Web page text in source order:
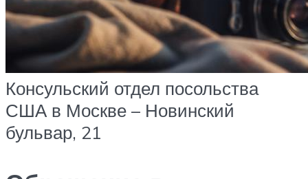
Консульский отдел посольства
США в Москве – Новинский
бульвар, 21